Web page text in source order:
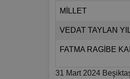
MİLLET
VEDAT TAYLAN
FATMA RAGİBE
31 Mart 2024